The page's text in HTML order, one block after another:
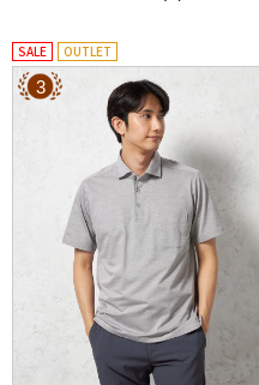
SALE OUTLET
3